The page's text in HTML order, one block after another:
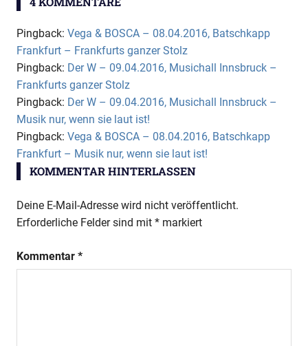
Pingback: Vega & BOSCA – 08.04.2016, Batschkapp
Frankfurt – Frankfurts ganzer Stolz
Pingback: Der W – 09.04.2016, Musichall Innsbruck –
Frankfurts ganzer Stolz
Pingback: Der W – 09.04.2016, Musichall Innsbruck –
Musik nur, wenn sie laut ist!
Pingback: Vega & BOSCA – 08.04.2016, Batschkapp
Frankfurt – Musik nur, wenn sie laut ist!
KOMMENTAR HINTERLASSEN
Deine E-Mail-Adresse wird nicht veröffentlicht.
Erforderliche Felder sind mit * markiert
Kommentar *